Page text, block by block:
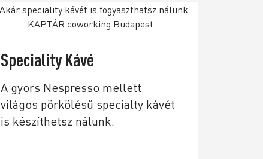
Speciality Kávé
A gyors Nespresso mellett
világos pörkölésű specialty kávét
is készíthetsz nálunk.